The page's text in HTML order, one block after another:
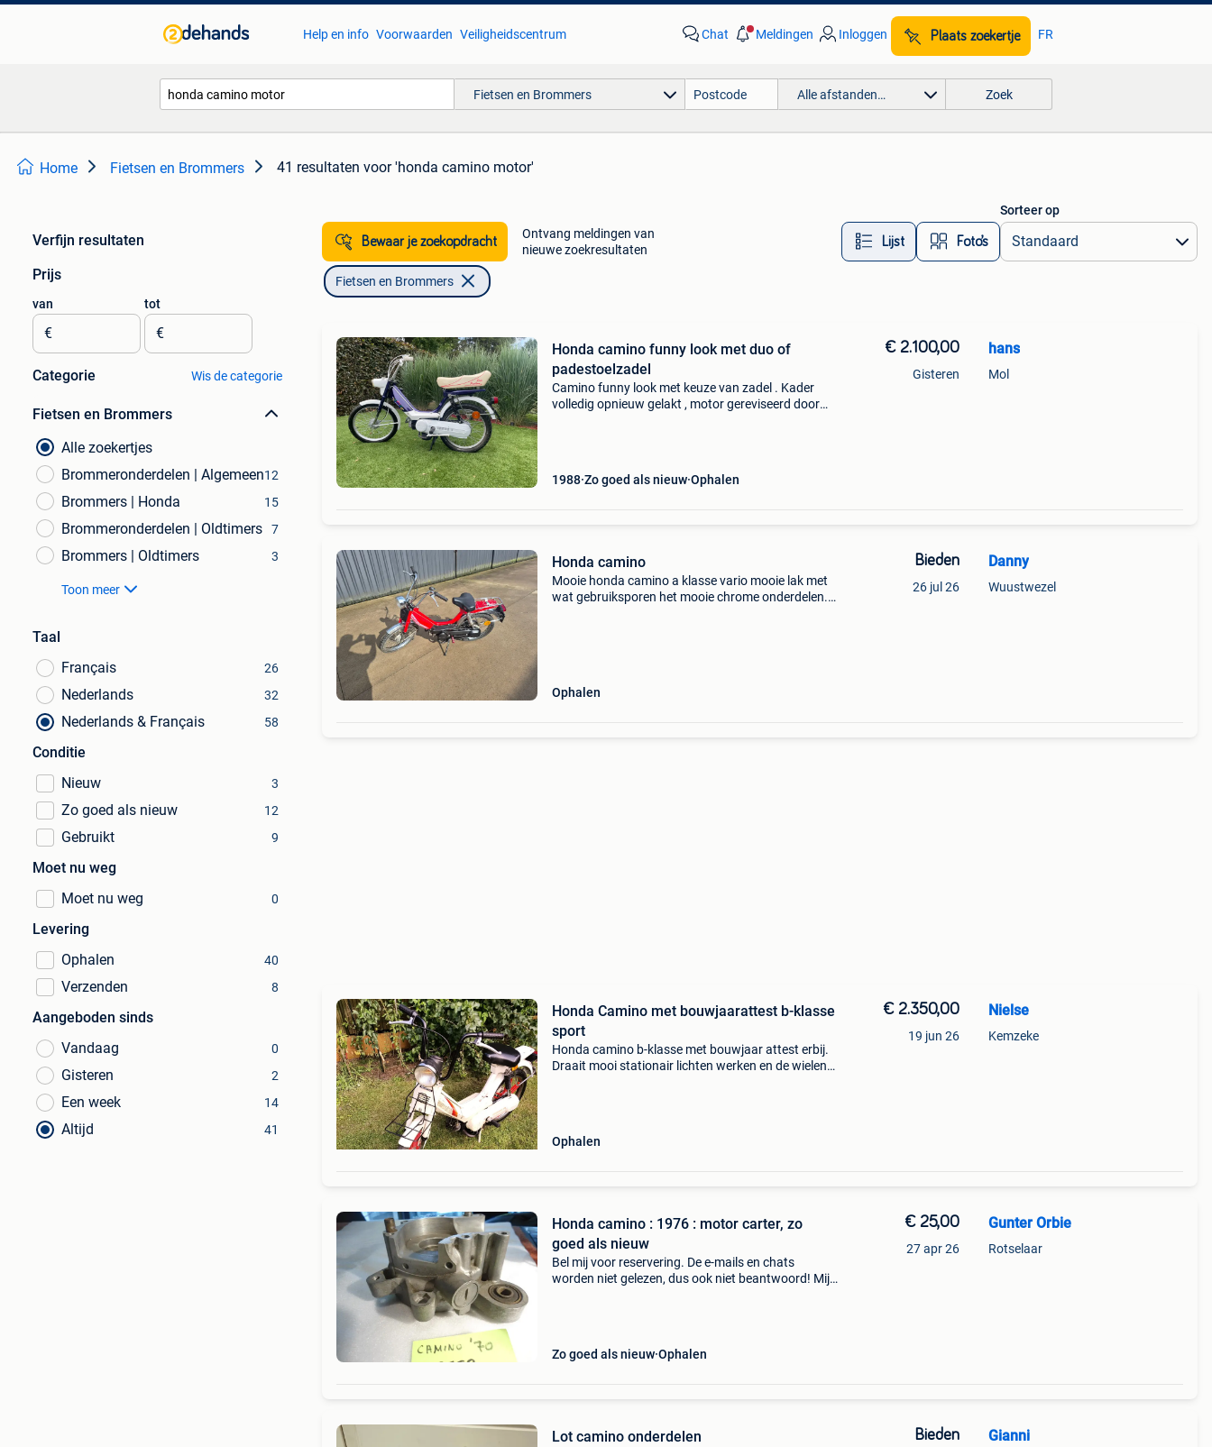
Help en info Voorwaarden Veiligheidscentrum Chat Meldingen Inloggen Plaats zoekertje FR
Fietsen en Brommers Alle afstanden… Zoek
Home Fietsen en Brommers 41 resultaten voor 'honda camino motor'
Verfijn resultaten
Prijs
van
€
tot
€
Categorie Wis de categorie
Fietsen en Brommers
Alle zoekertjes
Brommeronderdelen | Algemeen12
Brommers | Honda 15
Brommeronderdelen | Oldtimers 7
Brommers | Oldtimers 3
Toon meer
Taal
Français
26
Nederlands 32
Nederlands & Français 58
Conditie
Nieuw
3
Zo goed als nieuw 12
Gebruikt 9
Moet nu weg
Moet nu weg
0
Levering
Ophalen
40
Verzenden 8
Aangeboden sinds
Vandaag
0
Gisteren 2
Een week 14
Altijd 41
Bewaar je zoekopdracht
Ontvang meldingen van
nieuwe zoekresultaten
Lijst Foto’s
Sorteer op
Fietsen en Brommers
Honda camino funny look met duo of
padestoelzadel
Camino funny look met keuze van zadel . Kader
volledig opnieuw gelakt , motor gereviseerd door
1988 Zo goed als nieuw Ophalen
€ 2.100,00
Gisteren
hans
Mol
Honda camino
Mooie honda camino a klasse vario mooie lak met
wat gebruiksporen het mooie chrome onderdelen..
Ophalen
Bieden
26 jul 26
Danny
Wuustwezel
Honda Camino met bouwjaarattest b-klasse
sport
Honda camino b-klasse met bouwjaar attest erbij.
Draait mooi stationair lichten werken en de wielen
Ophalen
€ 2.350,00
19 jun 26
Nielse
Kemzeke
Honda camino : 1976 : motor carter, zo
goed als nieuw
Bel mij voor reservering. De e-mails en chats
worden niet gelezen, dus ook niet beantwoord! Mijn
Zo goed als nieuw Ophalen
€ 25,00
27 apr 26
Gunter Orbie
Rotselaar
Lot camino onderdelen Bieden Gianni